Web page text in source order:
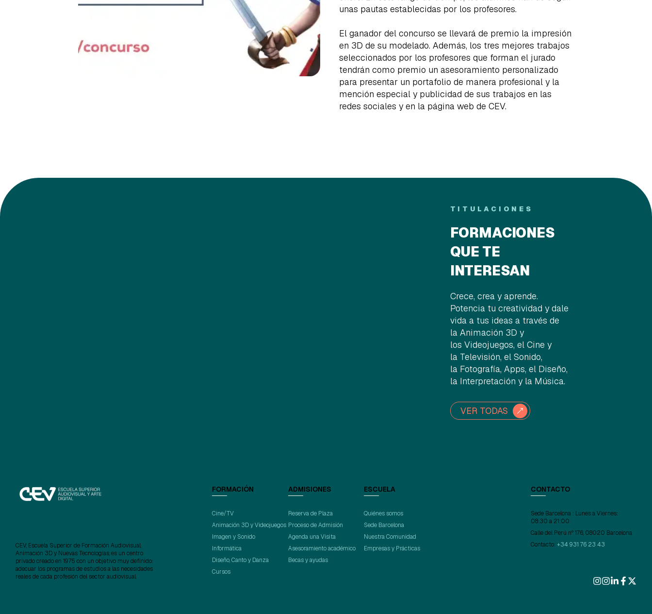
unas pautas establecidas por los profesores.
El ganador del concurso se llevará de premio la impresión
en 3D de su modelado. Además, los tres mejores trabajos
seleccionados por los profesores que forman el jurado
tendrán como premio un asesoramiento personalizado
para presentar un portafolio de manera profesional y la
mención especial y publicidad de sus trabajos en las
redes sociales y en la página web de CEV.
TITULACIONES
FORMACIONES
QUE TE
INTERESAN
Crece, crea y aprende.
Potencia tu creatividad y dale
vida a tus ideas a través de
la Animación 3D y
los Videojuegos, el Cine y
la Televisión, el Sonido,
la Fotografía, Apps, el Diseño,
la Interpretación y la Música.
VER TODAS
CEV, Escuela Superior de Formación Audiovisual,
Animación 3D y Nuevas Tecnologías, es un centro
privado creado en 1975 con un objetivo muy definido:
adecuar los programas de estudios a las necesidades
reales de cada profesión del sector audiovisual.
FORMACIÓN
Cine/TV
Animación 3D y Videojuegos
Imagen y Sonido
Informática
Diseño, Canto y Danza
Cursos
ADMISIONES
Reserva de Plaza
Proceso de Admisión
Agenda una Visita
Asesoramiento académico
Becas y ayudas
ESCUELA
Quiénes somos
Sede Barcelona
Nuestra Comunidad
Empresas y Prácticas
CONTACTO
Sede Barcelona : Lunes a Viernes:
08:30 a 21:00
Calle del Perú nº 176, 08020 Barcelona
Contacto:+34 931 76 23 43